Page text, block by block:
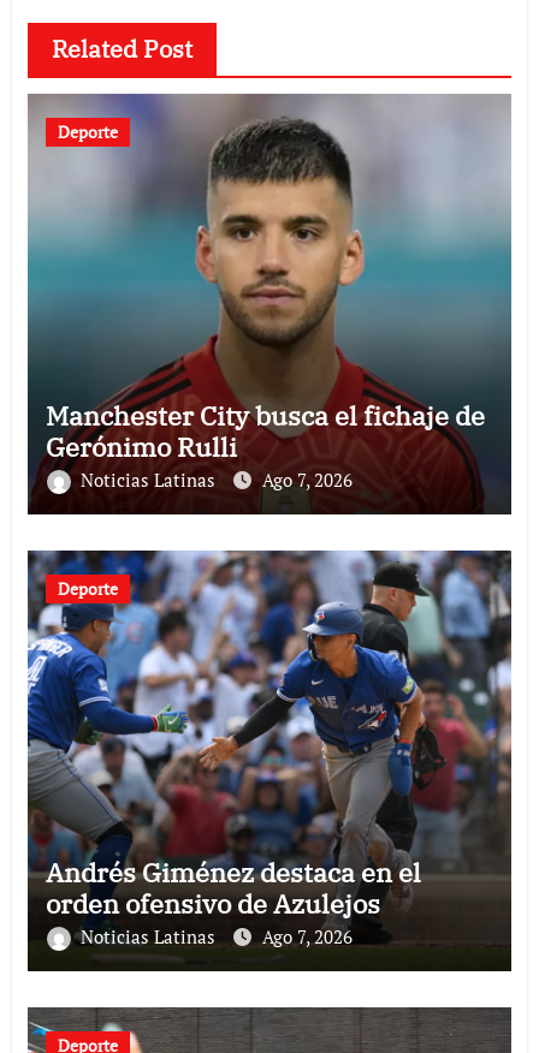
Related Post
Deporte
Manchester City busca el fichaje de
Gerónimo Rulli
Noticias Latinas Ago 7, 2026
Deporte
Andrés Giménez destaca en el
orden ofensivo de Azulejos
Noticias Latinas Ago 7, 2026
Deporte